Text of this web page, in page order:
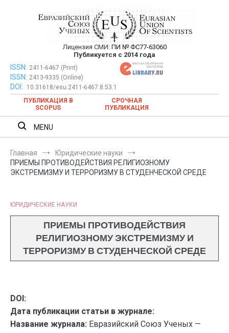
Евразийский Союз Ученых —
публикация научных статей в
ежемесячном научном журнале
Лицензия СМИ: ПИ № ФС77-63060
Публикуется с 2014 года
Евразийский Союз Ученых — публикация научных статей в
ежемесячном научном журнале
ISSN: 2411-6467 (Print)
ISSN: 2413-9335 (Online)
DOI:
10.31618/esu.2411-6467.8.53.1
ПУБЛИКАЦИЯ В
SCOPUS
СРОЧНАЯ
ПУБЛИКАЦИЯ
MENU
Главная
Юридические науки
ПРИЕМЫ ПРОТИВОДЕЙСТВИЯ РЕЛИГИОЗНОМУ
ЭКСТРЕМИЗМУ И ТЕРРОРИЗМУ В СТУДЕНЧЕСКОЙ СРЕДЕ
ЮРИДИЧЕСКИЕ НАУКИ
ПРИЕМЫ ПРОТИВОДЕЙСТВИЯ
РЕЛИГИОЗНОМУ ЭКСТРЕМИЗМУ И
ТЕРРОРИЗМУ В СТУДЕНЧЕСКОЙ СРЕДЕ
DOI:
Дата публикации статьи в журнале:
Название журнала: Евразийский Союз Ученых —